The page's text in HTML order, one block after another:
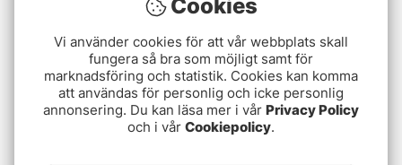
Cookies
Vi använder cookies för att vår webbplats skall
fungera så bra som möjligt samt för
marknadsföring och statistik. Cookies kan komma
att användas för personlig och icke personlig
annonsering. Du kan läsa mer i vår Privacy Policy
och i vår Cookiepolicy.